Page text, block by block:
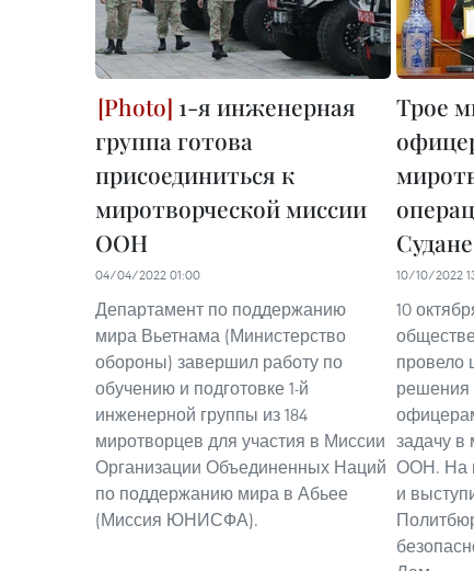
1-я инженерная
группа готова
присоединиться к
миротворческой миссии
ООН
04/04/2022 01:00
Департамент по поддержанию
мира Вьетнама (Министерство
обороны) завершил работу по
обучению и подготовке 1-й
инженерной группы из 184
миротворцев для участия в Миссии
Организации Объединенных Наций
по поддержанию мира в Абьее
(Миссия ЮНИСФА).
Трое
Судане
10/10/2022
10
провело
решения
задачу в
ООН. На
и